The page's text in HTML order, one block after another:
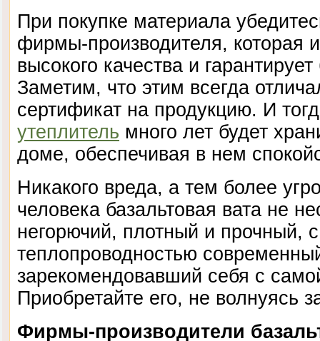
При покупке материала
фирмы-производителя, которая
высокого качества и
Заметим, что этим всегда
сертификат на продукцию. И
утеплитель много лет будет
доме, обеспечивая в нем
Никакого вреда, а тем более
человека базальтовая вата не
негорючий, плотный и прочный,
теплопроводностью
зарекомендовавший себя с
Приобретайте его, не волнуясь
Фирмы-производители